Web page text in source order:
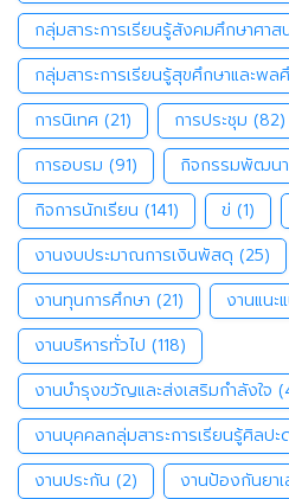
กลุ่มสาระการเรียนรู้สังคมศึกษาศา
กลุ่มสาระการเรียนรู้สุขศึกษาและพล
การนิเทศ (21) การประชุม (82)
การอบรม (91) กิจกรรมพัฒนา
กิจการนักเรียน (141) ข่ (1)
งานงบประมาณการเงินพัสดุ (25)
งานทุนการศึกษา (21) งานแนะ
งานบริหารทั่วไป (118)
งานบำรุงขวัญและส่งเสริมกำลังใจ
งานบุคคลกลุ่มสาระการเรียนรู้ศิลป
งานประกัน (2) งานป้องกันยา